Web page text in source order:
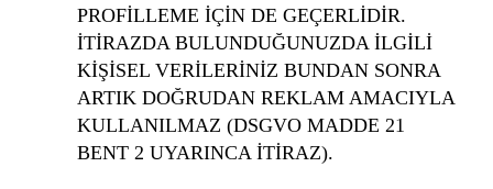
PROFİLLEME İÇİN DE GEÇERLİDİR.
İTİRAZDA BULUNDUĞUNUZDA İLGİLİ
KİŞİSEL VERİLERİNİZ BUNDAN SONRA
ARTIK DOĞRUDAN REKLAM AMACIYLA
KULLANILMAZ (DSGVO MADDE 21
BENT 2 UYARINCA İTİRAZ).